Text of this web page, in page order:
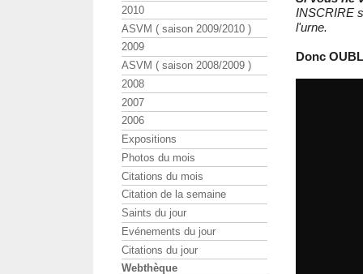
INSCRIRE
l'urne.
Donc
2010
ASVM ( saison 2009/2010 )
2009
ASVM ( saison 2008/2009 )
2008
2007
2006
Expositions
Photos du mois
Citations du mois
Citation de la semaine
Saints du jour
Evénements du jour
Citations du jour
Webthèque